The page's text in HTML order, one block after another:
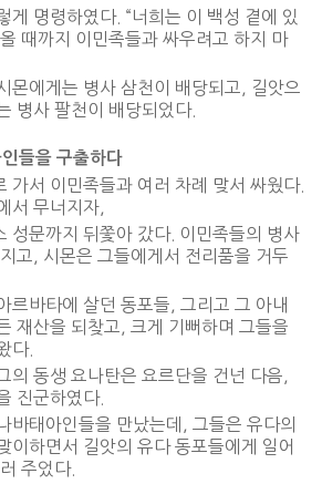
게 명령하였다. “너희는 이 백성 곁에 있
때까지 이민족들과 싸우려고 하지 마
몬에게는 병사 삼천이 배당되고, 길앗으
병사 팔천이 배당되었다.
들을 구출하다
가서 이민족들과 여러 차례 맞서 싸웠다.
서 무너지자,
성문까지 뒤쫓아 갔다. 이민족들의 병사
고, 시몬은 그들에게서 전리품을 거두
르바타에 살던 동포들, 그리고 그 아내
재산을 되찾고, 크게 기뻐하며 그들을
다.
의 동생 요나탄은 요르단을 건넌 다음,
진군하였다.
바태아인들을 만났는데, 그들은 유다의
이하면서 길앗의 유다 동포들에게 일어
주었다.